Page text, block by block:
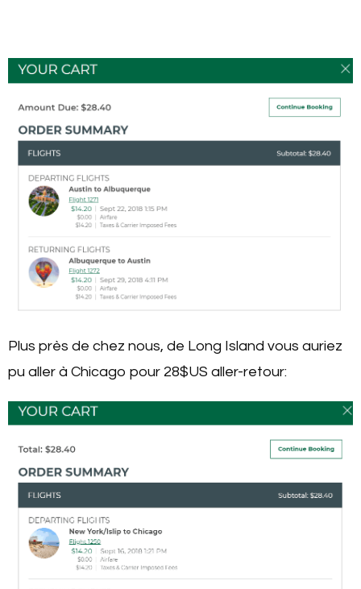
Plus près de chez nous, de Long Island vous auriez
pu aller à Chicago pour 28$US aller-retour: